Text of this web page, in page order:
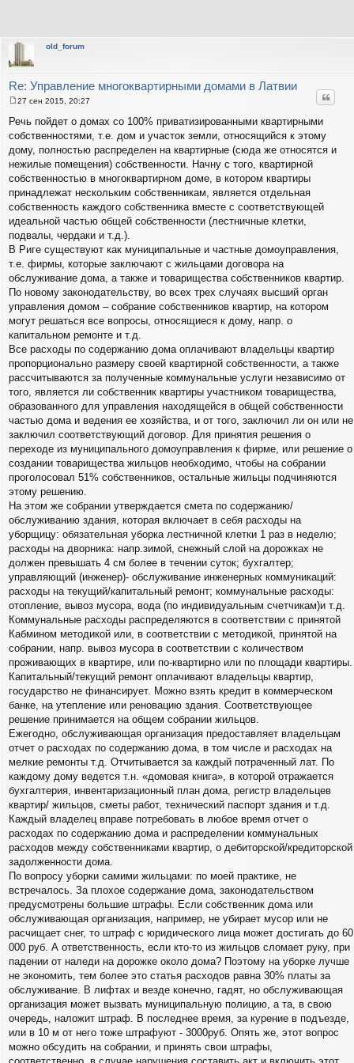
old_forum
Re: Управление многоквартирными домами в Латвии
о
б
е
н
и
е
27 сен 2015, 20:27
Речь пойдет о домах со 100% приватизированными квартирными
собственностями, т.е. дом и участок земли, относящийся к этому
дому, полностью распределен на квартирные (сюда же относятся и
нежилые помещения) собственности. Начну с того, квартирной
собственностью в многоквартирном доме, в котором квартиры
принадлежат нескольким собственникам, является отдельная
собственность каждого собственника вместе с соответствующей
идеальной частью общей собственности (лестничные клетки,
подвалы, чердаки и т.д.).
В Риге существуют как муниципальные и частные домоуправления,
т.е. фирмы, которые заключают с жильцами договора на
обслуживание дома, а также и товарищества собственников квартир.
По новому законодательству, во всех трех случаях высший орган
управления домом – собрание собственников квартир, на котором
могут решаться все вопросы, относящиеся к дому, напр. о
капитальном ремонте и т.д.
Все расходы по содержанию дома оплачивают владельцы квартир
пропорционально размеру своей квартирной собственности, а также
рассчитываются за полученные коммунальные услуги независимо от
того, является ли собственник квартиры участником товарищества,
образованного для управления находящейся в общей собственности
частью дома и ведения ее хозяйства, и от того, заключил ли он или не
заключил соответствующий договор. Для принятия решения о
переходе из муниципального домоуправления к фирме, или решение о
создании товарищества жильцов необходимо, чтобы на собрании
проголосовал 51% собственников, остальные жильцы подчиняются
этому решению.
На этом же собрании утверждается смета по содержанию/
обслуживанию здания, которая включает в себя расходы на
уборщицу: обязательная уборка лестничной клетки 1 раз в неделю;
расходы на дворника: напр.зимой, снежный слой на дорожках не
должен превышать 4 см более в течении суток; бухгалтер;
управляющий (инженер)- обслуживание инженерных коммуникаций:
расходы на текущий/капитальный ремонт; коммунальные расходы:
отопление, вывоз мусора, вода (по индивидуальным счетчикам)и т.д.
Коммунальные расходы распределяются в соответствии с принятой
Кабмином методикой или, в соответствии с методикой, принятой на
собрании, напр. вывоз мусора в соответствии с количеством
проживающих в квартире, или по-квартирно или по площади квартиры.
Капитальный/текущий ремонт оплачивают владельцы квартир,
государство не финансирует. Можно взять кредит в коммерческом
банке, на утепление или реновацию здания. Соответствующее
решение принимается на общем собрании жильцов.
Ежегодно, обслуживающая организация предоставляет владельцам
отчет о расходах по содержанию дома, в том числе и расходах на
мелкие ремонты т.д. Отчитывается за каждый потраченный лат. По
каждому дому ведется т.н. «домовая книга», в которой отражается
бухгалтерия, инвентаризационный план дома, регистр владельцев
квартир/ жильцов, сметы работ, технический паспорт здания и т.д.
Каждый владелец вправе потребовать в любое время отчет о
расходах по содержанию дома и распределении коммунальных
расходов между собственниками квартир, о дебиторской/кредиторской
задолженности дома.
По вопросу уборки самими жильцами: по моей практике, не
встречалось. За плохое содержание дома, законодательством
предусмотрены большие штрафы. Если собственник дома или
обслуживающая организация, например, не убирает мусор или не
расчищает снег, то штраф с юридического лица может достигать до 60
000 руб. А ответственность, если кто-то из жильцов сломает руку, при
падении от наледи на дорожке около дома? Поэтому на уборке лучше
не экономить, тем более это статья расходов равна 30% платы за
обслуживание. В лифтах и везде конечно, гадят, но обслуживающая
организация может вызвать муниципальную полицию, а та, в свою
очередь, наложит штраф. В последнее время, за курение в подъезде,
или в 10 м от него тоже штрафуют - 3000руб. Опять же, этот вопрос
можно обсудить на собрании, и принять свои штрафы,